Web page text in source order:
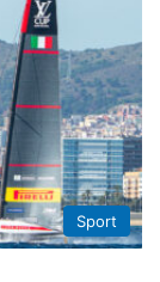
Sport